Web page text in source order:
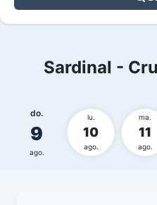
Sardinal -
do.
9
ago.
lu.
10
ago.
ma.
11
ago.